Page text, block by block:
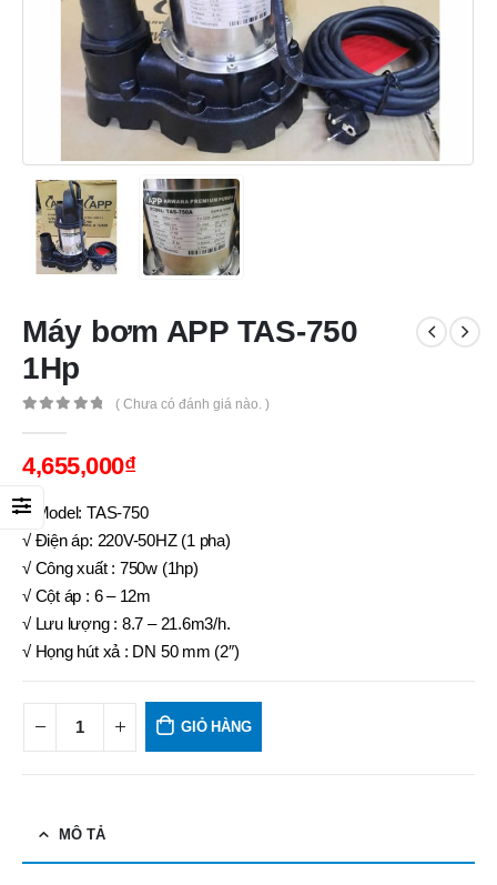
Máy bơm APP TAS-750
1Hp
( Chưa có đánh giá nào. )
4,655,000₫
√ Model: TAS-750
√ Điện áp: 220V-50HZ (1 pha)
√ Công xuất : 750w (1hp)
√ Cột áp : 6 – 12m
√ Lưu lượng : 8.7 – 21.6m3/h.
√ Họng hút xả : DN 50 mm (2″)
GIỎ HÀNG
MÔ TẢ